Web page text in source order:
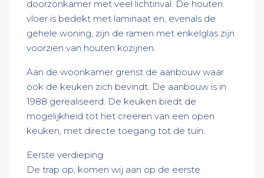
doorzonkamer met veel lichtinval. De houten
vloer is bedekt met laminaat en, evenals de
gehele woning, zijn de ramen met enkelglas zijn
voorzien van houten kozijnen.
Aan de woonkamer grenst de aanbouw waar
ook de keuken zich bevindt. De aanbouw is in
1988 gerealiseerd. De keuken biedt de
mogelijkheid tot het creëren van een open
keuken, met directe toegang tot de tuin.
Eerste verdieping
De trap op, komen wij aan op de eerste